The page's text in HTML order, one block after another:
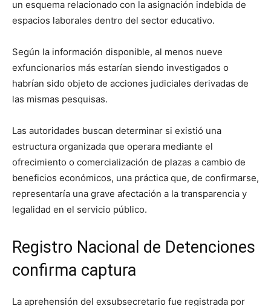
un esquema relacionado con la asignación indebida de
espacios laborales dentro del sector educativo.
Según la información disponible, al menos nueve
exfuncionarios más estarían siendo investigados o
habrían sido objeto de acciones judiciales derivadas de
las mismas pesquisas.
Las autoridades buscan determinar si existió una
estructura organizada que operara mediante el
ofrecimiento o comercialización de plazas a cambio de
beneficios económicos, una práctica que, de confirmarse,
representaría una grave afectación a la transparencia y
legalidad en el servicio público.
Registro Nacional de Detenciones
confirma captura
La aprehensión del exsubsecretario fue registrada por